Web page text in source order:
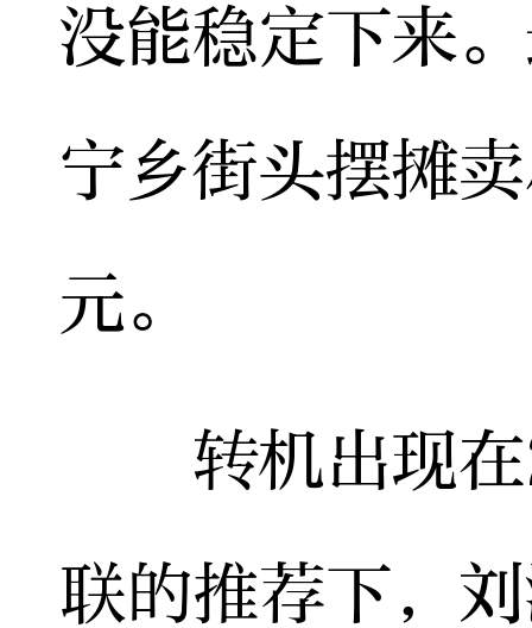
没能稳定下来
宁乡街头摆摊
元。
转机出现在
联的推荐下，